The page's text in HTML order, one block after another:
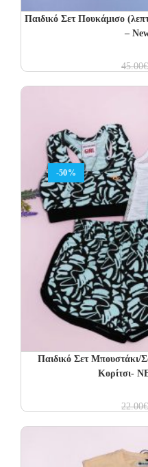
Παιδικό Σετ Πουκάμισο
–
45.00€
-50%
Παιδικό Σετ Μπουστάκι/
Κορίτσι-
22.00€